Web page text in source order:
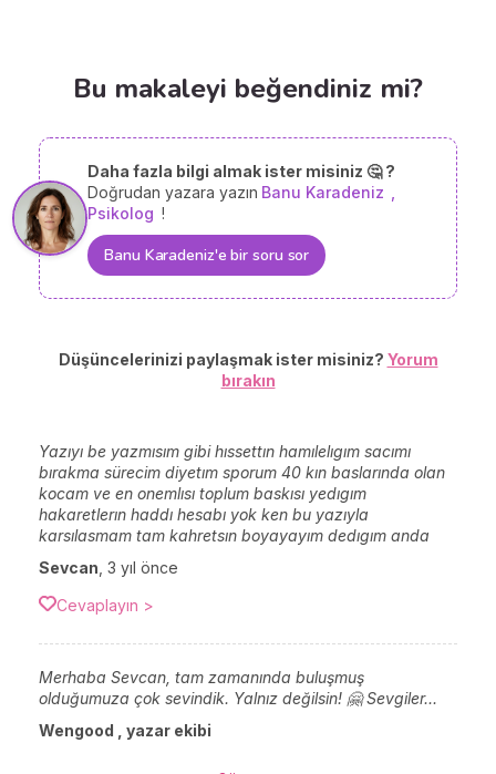
Bu makaleyi beğendiniz mi?
Daha fazla bilgi almak ister misiniz 🤔 ?
Doğrudan yazara yazın Banu Karadeniz
Psikolog !
Banu Karadeniz'e bir soru sor
Düşüncelerinizi paylaşmak ister misiniz? Yorum
bırakın
Yazıyı be yazmısım gibi hıssettın hamılelıgım sacımı
bırakma sürecim diyetım sporum 40 kın baslarında olan
kocam ve en onemlısı toplum baskısı yedıgım
hakaretlerın haddı hesabı yok ken bu yazıyla
karsılasmam tam kahretsın boyayayım dedıgım anda
Sevcan 3 yıl önce
Cevaplayın >
Merhaba Sevcan, tam zamanında buluşmuş
olduğumuza çok sevindik. Yalnız değilsin! 🤗 Sevgiler...
Wengood , yazar ekibi